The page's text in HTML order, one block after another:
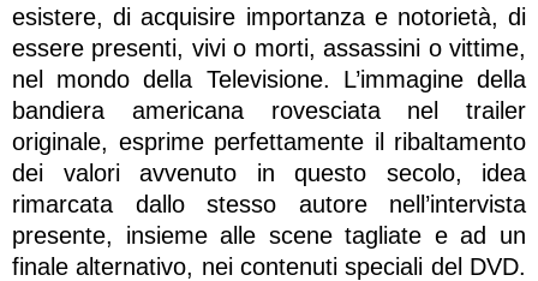
esistere, di acquisire importanza e notorietà, di
essere presenti, vivi o morti, assassini o vittime,
nel mondo della Televisione. L’immagine della
bandiera americana rovesciata nel trailer
originale, esprime perfettamente il ribaltamento
dei valori avvenuto in questo secolo, idea
rimarcata dallo stesso autore nell’intervista
presente, insieme alle scene tagliate e ad un
finale alternativo, nei contenuti speciali del DVD.